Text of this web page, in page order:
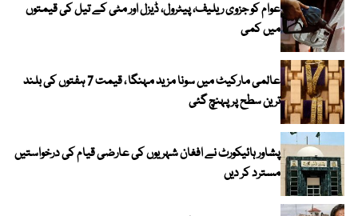
عوام کو جزوی ریلیف، پیٹرول، ڈیزل اور مٹی کے تیل کی قیمتوں
میں کمی
عالمی مارکیٹ میں سونا مزید مہنگا ، قیمت 7 ہفتوں کی بلند
ترین سطح پر پہنچ گئی
پشاور ہائیکورٹ نے افغان شہریوں کی عارضی قیام کی درخواستیں
مسترد کر دیں